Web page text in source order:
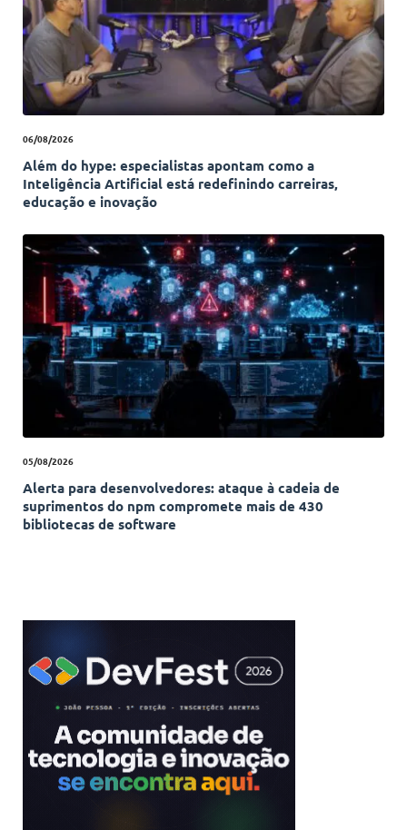
06/08/2026
Além do hype: especialistas apontam como a
Inteligência Artificial está redefinindo carreiras,
educação e inovação
05/08/2026
Alerta para desenvolvedores: ataque à cadeia de
suprimentos do npm compromete mais de 430
bibliotecas de software